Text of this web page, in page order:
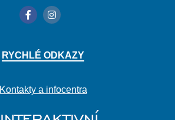
RYCHLÉ ODKAZY
Kontakty a infocentra